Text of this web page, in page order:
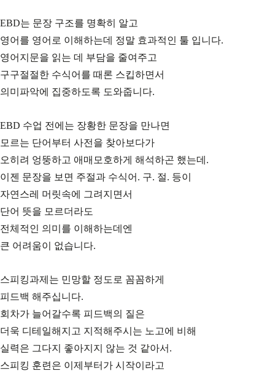
EBD는 문장 구조를 명확히 알고
영어를 영어로 이해하는데 정말 효과적인 툴 입니다.
영어지문을 읽는 데 부담을 줄여주고
구구절절한 수식어를 때론 스킵하면서
의미파악에 집중하도록 도와줍니다.
EBD 수업 전에는 장황한 문장을 만나면
모르는 단어부터 사전을 찾아보다가
오히려 엉뚱하고 애매모호하게 해석하곤 했는데.
이젠 문장을 보면 주절과 수식어. 구. 절. 등이
자연스레 머릿속에 그려지면서
단어 뜻을 모르더라도
전체적인 의미를 이해하는데엔
큰 어려움이 없습니다.
스피킹과제는 민망할 정도로 꼼꼼하게
피드백 해주십니다.
회차가 늘어갈수록 피드백의 질은
더욱 디테일해지고 지적해주시는 노고에 비해
실력은 그다지 좋아지지 않는 것 같아서.
스피킹 훈련은 이제부터가 시작이라고